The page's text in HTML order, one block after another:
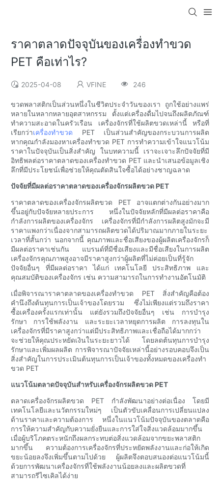
ราคาตลาดปัจจุบันของเครื่องทำขวด
PET คือเท่าไร?
2025-04-08 VFINE 246
ขวดพลาสติกเป็นส่วนหนึ่งในชีวิตประจำวันของเรา ถูกใช้อย่างแพร่
หลายในหลากหลายอุตสาหกรรม ตั้งแต่เครื่องดื่มไปจนถึงผลิตภัณฑ์
ทำความสะอาดในครัวเรือน เครื่องจักรที่ใช้ผลิตขวดเหล่านี้ หรือที่
เรียกว่าเครื่องทำขวด PET เป็นส่วนสำคัญของกระบวนการผลิต
หากคุณกำลังมองหาเครื่องทำขวด PET การทำความเข้าใจแนวโน้ม
ราคาในปัจจุบันเป็นสิ่งสำคัญ ในบทความนี้ เราจะเจาะลึกปัจจัยที่มี
อิทธิพลต่อราคาตลาดของเครื่องทำขวด PET และนำเสนอข้อมูลเชิง
ลึกที่มีประโยชน์เพื่อช่วยให้คุณตัดสินใจซื้อได้อย่างชาญฉลาด
ปัจจัยที่มีผลต่อราคาตลาดของเครื่องจักรผลิตขวด PET
ราคาตลาดของเครื่องจักรผลิตขวด PET อาจแตกต่างกันอย่างมาก
ขึ้นอยู่กับปัจจัยหลายประการ หนึ่งในปัจจัยหลักที่มีผลต่อราคาคือ
กำลังการผลิตของเครื่องจักร เครื่องจักรที่มีกำลังการผลิตสูงมักจะมี
ราคาแพงกว่าเนื่องจากสามารถผลิตขวดได้ปริมาณมากภายในระยะ
เวลาที่สั้นกว่า นอกจากนี้ คุณภาพและชื่อเสียงของผู้ผลิตเครื่องจักรก็
มีผลต่อราคาเช่นกัน แบรนด์ที่มีชื่อเสียงและมีชื่อเสียงในการผลิต
เครื่องจักรคุณภาพสูงอาจมีราคาสูงกว่าผู้ผลิตที่ไม่ค่อยเป็นที่รู้จัก
ปัจจัยอื่นๆ ที่มีผลต่อราคา ได้แก่ เทคโนโลยี ประสิทธิภาพ และ
คุณสมบัติของเครื่องจักร เช่น ความสามารถในการทำงานอัตโนมัติ
เมื่อพิจารณาราคาตลาดของเครื่องทำขวด PET สิ่งสำคัญคือต้อง
คำนึงถึงต้นทุนการเป็นเจ้าของโดยรวม ซึ่งไม่เพียงแต่รวมถึงราคา
ซื้อเครื่องครั้งแรกเท่านั้น แต่ยังรวมถึงปัจจัยอื่นๆ เช่น การบำรุง
รักษา การใช้พลังงาน และระยะเวลาหยุดการผลิต การลงทุนใน
เครื่องจักรที่มีราคาสูงกว่าแต่มีประสิทธิภาพและเชื่อถือได้มากกว่า
จะช่วยให้คุณประหยัดเงินในระยะยาวได้ โดยลดต้นทุนการบำรุง
รักษาและเพิ่มผลผลิต การพิจารณาปัจจัยเหล่านี้อย่างรอบคอบจึงเป็น
สิ่งสำคัญในการประเมินต้นทุนการเป็นเจ้าของทั้งหมดของเครื่องทำ
ขวด PET
แนวโน้มตลาดปัจจุบันสำหรับเครื่องจักรผลิตขวด PET
ตลาดเครื่องจักรผลิตขวด PET กำลังพัฒนาอย่างต่อเนื่อง โดยมี
เทคโนโลยีและนวัตกรรมใหม่ๆ เป็นตัวขับเคลื่อนการเปลี่ยนแปลง
ด้านราคาและความต้องการ หนึ่งในแนวโน้มปัจจุบันของตลาดคือ
การให้ความสำคัญกับความยั่งยืนและการใส่ใจสิ่งแวดล้อมมากขึ้น
เมื่อผู้บริโภคตระหนักถึงผลกระทบต่อสิ่งแวดล้อมจากขยะพลาสติก
มากขึ้น ความต้องการเครื่องจักรที่ประหยัดพลังงานและก่อให้เกิด
ขยะน้อยลงจึงเพิ่มขึ้นตามไปด้วย ผู้ผลิตจึงตอบสนองต่อแนวโน้มนี้
ด้วยการพัฒนาเครื่องจักรที่ใช้พลังงานน้อยลงและผลิตขวดที่
สามารถรีไซเคิลได้ง่าย